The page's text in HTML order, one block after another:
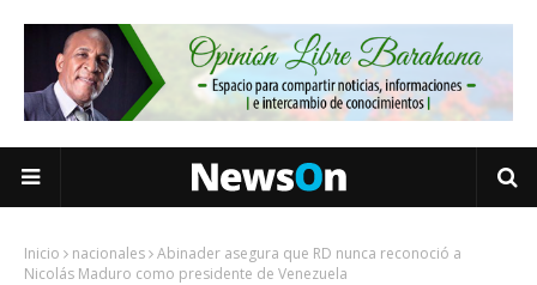
Inicio nacionales Abinader asegura que RD nunca reconoció a
Nicolás Maduro como presidente de Venezuela